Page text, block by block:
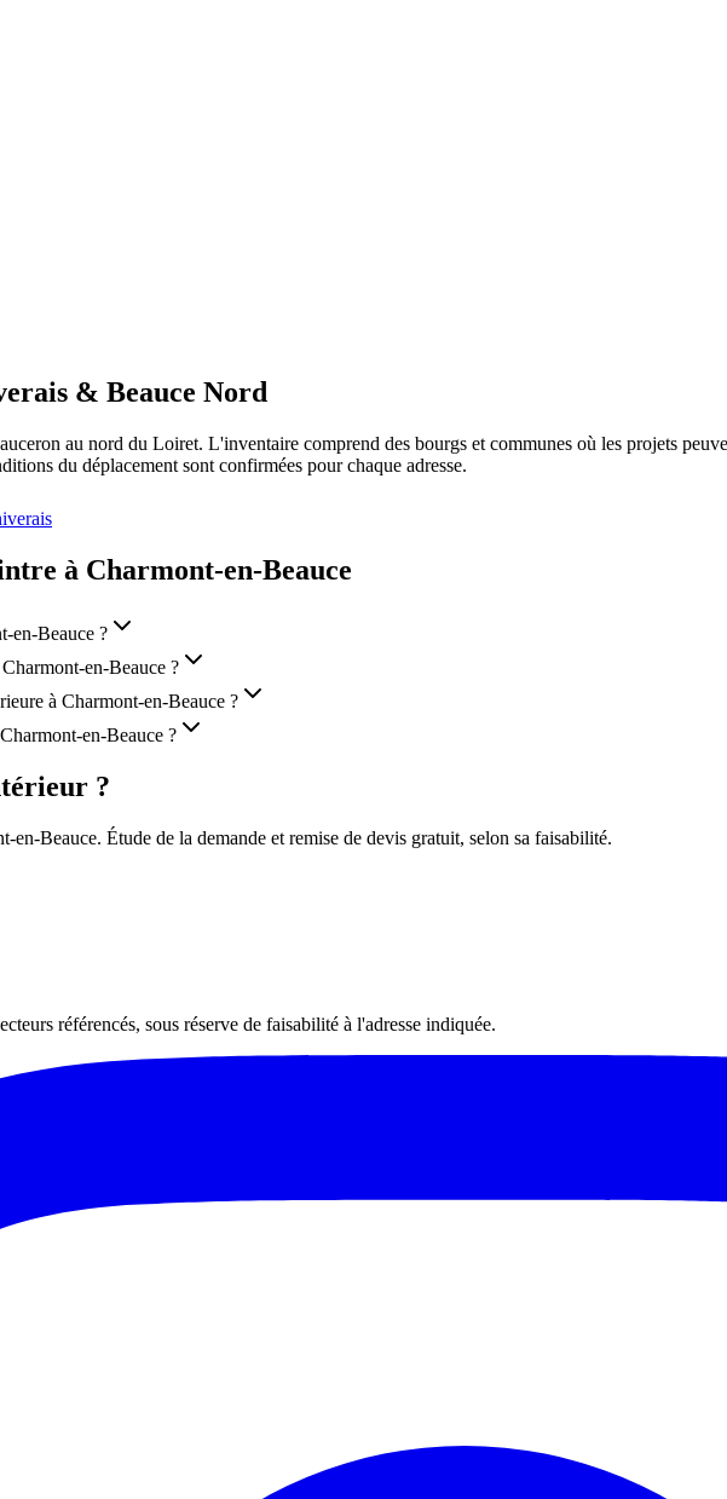
& Beauce Nord
au nord du Loiret. L'inventaire comprend des bourgs et communes où les projets
du déplacement sont confirmées pour chaque adresse.
à Charmont-en-Beauce
en-Beauce ?
en-Beauce ?
à Charmont-en-Beauce ?
en-Beauce ?
?
en-Beauce. Étude de la demande et remise de devis gratuit, selon sa faisabilité.
référencés, sous réserve de faisabilité à l'adresse indiquée.